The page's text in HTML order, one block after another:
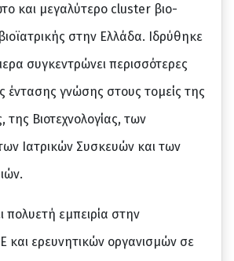
και μεγαλύτερο cluster βιο-
στην Ελλάδα. Ιδρύθηκε
συγκεντρώνει περισσότερες
έντασης γνώσης στους τομείς της
Βιοτεχνολογίας, των
Ιατρικών Συσκευών και των
πολυετή εμπειρία στην
και ερευνητικών οργανισμών σε